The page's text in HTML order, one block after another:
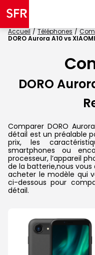
Accueil Téléphones
DORO Aurora A10 vs
DORO
Comparer DORO
détail est un préalable
prix, les
smartphones ou
processeur, l’appareil
de la batterie,nous
acheter le modèle qui
ci-dessous pour
détail.